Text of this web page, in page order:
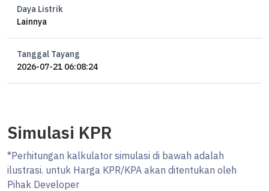
Daya Listrik
Lainnya
Tanggal Tayang
2026-07-21 06:08:24
Simulasi KPR
*Perhitungan kalkulator simulasi di bawah adalah
ilustrasi. untuk Harga KPR/KPA akan ditentukan oleh
Pihak Developer